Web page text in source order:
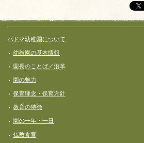
フッターコンテンツ
パドマ幼稚園について
幼稚園の基本情報
園長のことば／沿革
園の魅力
保育理念・保育⽅針
教育の特徴
園の一年・一日
仏教食育